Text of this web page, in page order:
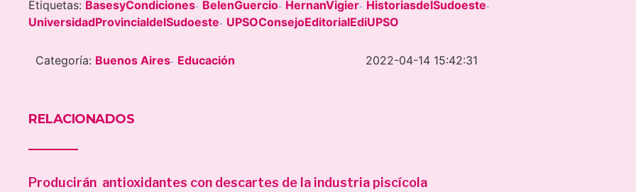
Etiquetas: BasesyCondiciones- BelenGuercio- HernanVigier- HistoriasdelSudoeste-
UniversidadProvincialdelSudoeste- UPSOConsejoEditorialEdiUPSO
Categoría: Buenos Aires- Educación 2022-04-14 15:42:31
RELACIONADOS
Producirán antioxidantes con descartes de la industria piscícola